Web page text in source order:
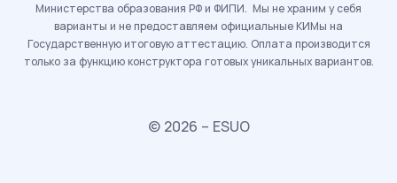
Министерства образования РФ и ФИПИ. Мы не храним у себя
варианты и не предоставляем официальные КИМы на
Государственную итоговую аттестацию. Оплата производится
только за функцию конструктора готовых уникальных вариантов.
© 2026 – ESUO